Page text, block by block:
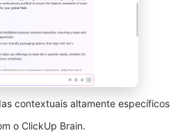
contextuais altamente específicos
o ClickUp Brain.